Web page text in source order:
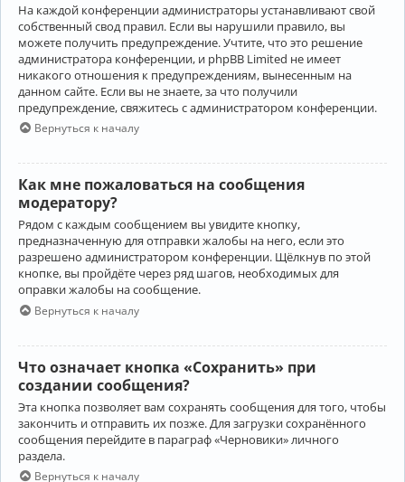
На каждой конференции администраторы устанавливают свой
собственный свод правил. Если вы нарушили правило, вы
можете получить предупреждение. Учтите, что это решение
администратора конференции, и phpBB Limited не имеет
никакого отношения к предупреждениям, вынесенным на
данном сайте. Если вы не знаете, за что получили
предупреждение, свяжитесь с администратором конференции.
Вернуться к началу
Как мне пожаловаться на сообщения
модератору?
Рядом с каждым сообщением вы увидите кнопку,
предназначенную для отправки жалобы на него, если это
разрешено администратором конференции. Щёлкнув по этой
кнопке, вы пройдёте через ряд шагов, необходимых для
оправки жалобы на сообщение.
Вернуться к началу
Что означает кнопка «Сохранить» при
создании сообщения?
Эта кнопка позволяет вам сохранять сообщения для того, чтобы
закончить и отправить их позже. Для загрузки сохранённого
сообщения перейдите в параграф «Черновики» личного
раздела.
Вернуться к началу